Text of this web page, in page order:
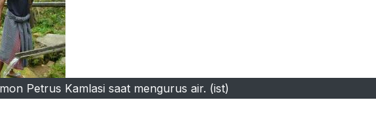
Petrus Kamlasi saat mengurus air. (ist)